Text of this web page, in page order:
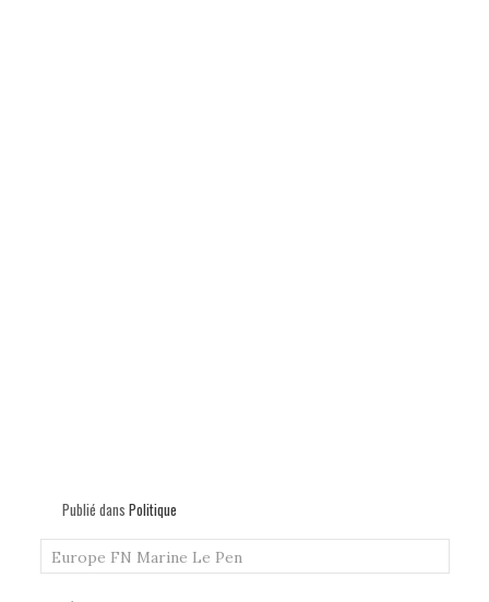
Publié dans Politique
Europe FN Marine Le Pen